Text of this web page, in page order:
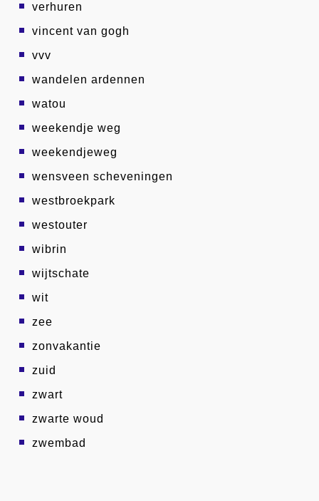
verhuren
vincent van gogh
vvv
wandelen ardennen
watou
weekendje weg
weekendjeweg
wensveen scheveningen
westbroekpark
westouter
wibrin
wijtschate
wit
zee
zonvakantie
zuid
zwart
zwarte woud
zwembad